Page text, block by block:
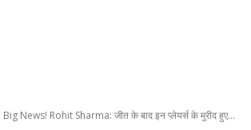
Big News! Rohit Sharma: जीत के बाद इन प्लेयर्स के मुरीद हुए...